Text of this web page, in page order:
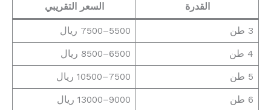
القدرة السعر التقريبي
3 طن 5500–7500 ريال
4 طن 6500–8500 ريال
5 طن 7500–10500 ريال
6 طن 9000–13000 ريال